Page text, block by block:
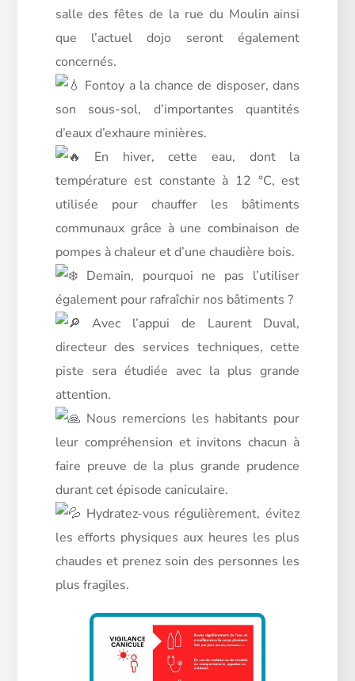
salle des fêtes de la rue du Moulin ainsi
que l’actuel dojo seront également
concernés.
Fontoy a la chance de disposer, dans
son sous-sol, d’importantes quantités
d’eaux d’exhaure minières.
En hiver, cette eau, dont la
température est constante à 12 °C, est
utilisée pour chauffer les bâtiments
communaux grâce à une combinaison de
pompes à chaleur et d’une chaudière bois.
Demain, pourquoi ne pas l’utiliser
également pour rafraîchir nos bâtiments ?
Avec l’appui de Laurent Duval,
directeur des services techniques, cette
piste sera étudiée avec la plus grande
attention.
Nous remercions les habitants pour
leur compréhension et invitons chacun à
faire preuve de la plus grande prudence
durant cet épisode caniculaire.
Hydratez-vous régulièrement, évitez
les efforts physiques aux heures les plus
chaudes et prenez soin des personnes les
plus fragiles.